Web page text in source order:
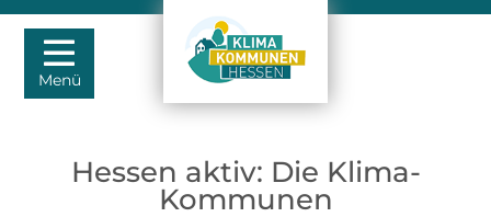
Menü
Hessen aktiv: Die Klima-
Kommunen